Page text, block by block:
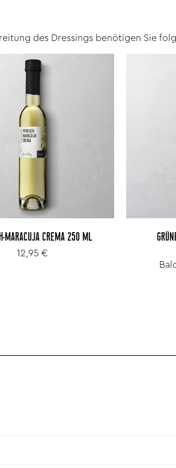
des Dressings benötigen Sie
MARACUJA CREMA 250 ML
12,95 €